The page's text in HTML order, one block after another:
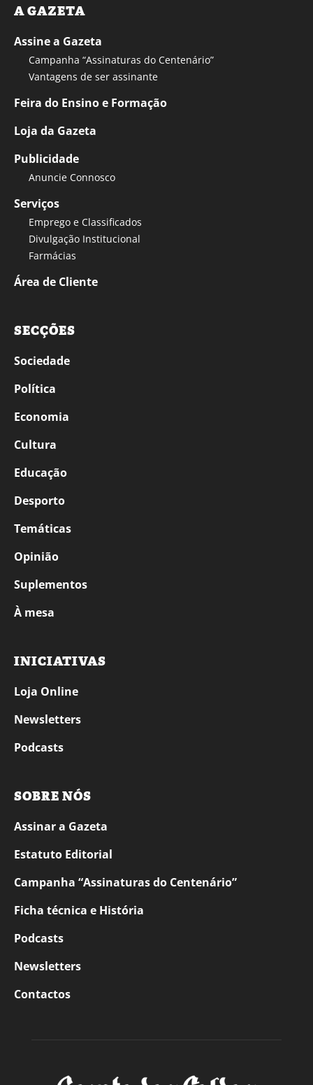
A GAZETA
Assine a Gazeta
Campanha “Assinaturas do Centenário”
Vantagens de ser assinante
Feira do Ensino e Formação
Loja da Gazeta
Publicidade
Anuncie Connosco
Serviços
Emprego e Classificados
Divulgação Institucional
Farmácias
Área de Cliente
SECÇÕES
Sociedade
Política
Economia
Cultura
Educação
Desporto
Temáticas
Opinião
Suplementos
À mesa
INICIATIVAS
Loja Online
Newsletters
Podcasts
SOBRE NÓS
Assinar a Gazeta
Estatuto Editorial
Campanha “Assinaturas do Centenário”
Ficha técnica e História
Podcasts
Newsletters
Contactos